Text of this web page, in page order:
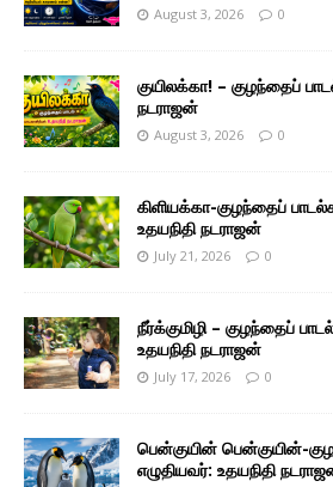
August 3, 2026 0
குயிலக்கா! – குழந்தைப்
நடராஜன்
August 3, 2026 0
கிளியக்கா-குழந்தைப்
உதயநிதி நடராஜன்
July 21, 2026 0
நீர்க்குமிழி – குழந்தைப்
உதயநிதி நடராஜன்
July 17, 2026 0
பென்குயின் பென்குயின்-
எழுதியவர்: உதயநிதி